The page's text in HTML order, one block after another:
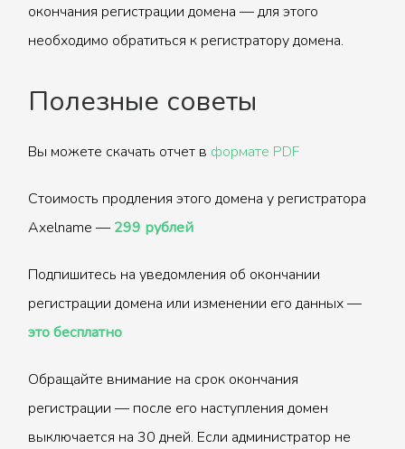
окончания регистрации домена — для этого
необходимо обратиться к регистратору домена.
Полезные советы
Вы можете скачать отчет в формате PDF
Стоимость продления этого домена у регистратора
Axelname — 299 рублей
Подпишитесь на уведомления об окончании
регистрации домена или изменении его данных —
это бесплатно
Обращайте внимание на срок окончания
регистрации — после его наступления домен
выключается на 30 дней. Если администратор не